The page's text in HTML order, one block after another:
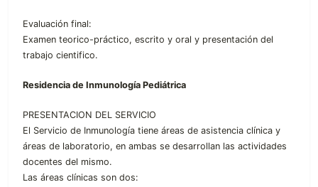
Evaluación final:
Examen teorico-práctico, escrito y oral y presentación del
trabajo cientifico.
Residencia de Inmunología Pediátrica
PRESENTACION DEL SERVICIO
El Servicio de Inmunología tiene áreas de asistencia clínica y
áreas de laboratorio, en ambas se desarrollan las actividades
docentes del mismo.
Las áreas clínicas son dos: